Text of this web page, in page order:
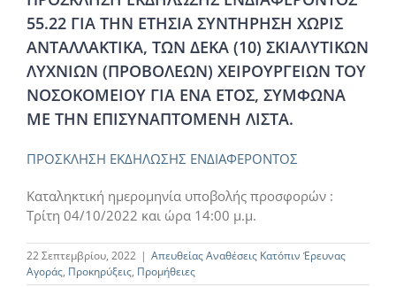
55.22 ΓΙΑ ΤΗΝ ΕΤΗΣΙΑ ΣΥΝΤΗΡΗΣΗ ΧΩΡΙΣ
ΑΝΤΑΛΛΑΚΤΙΚΑ, ΤΩΝ ΔΕΚΑ (10) ΣΚΙΑΛΥΤΙΚΩΝ
ΛΥΧΝΙΩΝ (ΠΡΟΒΟΛΕΩΝ) ΧΕΙΡΟΥΡΓΕΙΩΝ ΤΟΥ
ΝΟΣΟΚΟΜΕΙΟΥ ΓΙΑ ΕΝΑ ΕΤΟΣ, ΣΥΜΦΩΝΑ
ΜΕ ΤΗΝ ΕΠΙΣΥΝΑΠΤΟΜΕΝΗ ΛΙΣΤΑ.
ΠΡΟΣΚΛΗΣΗ ΕΚΔΗΛΩΣΗΣ ΕΝΔΙΑΦΕΡΟΝΤΟΣ
Καταληκτική ημερομηνία υποβολής προσφορών :
Τρίτη 04/10/2022 και ώρα 14:00 μ.μ.
22 Σεπτεμβρίου, 2022 | Απευθείας Αναθέσεις Κατόπιν Έρευνας
Αγοράς, Προκηρύξεις, Προμήθειες